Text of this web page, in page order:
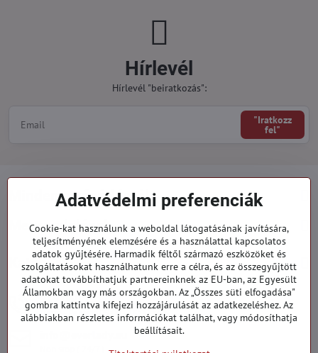
Hírlevél
Hírlevél "beiratkozás":
"Iratkozz
fel"
Minden a vásárlásról
Megrendelések
Kategóriák
919 060 751
Hétfő - Péntek: 09:00 - 15:00 hod.
Adatvédelmi preferenciák
Cookie-kat használunk a weboldal látogatásának javítására,
teljesítményének elemzésére és a használattal kapcsolatos
adatok gyűjtésére. Harmadik féltől származó eszközöket és
szolgáltatásokat használhatunk erre a célra, és az összegyűjtött
adatokat továbbíthatjuk partnereinknek az EU-ban, az Egyesült
Államokban vagy más országokban. Az „Összes süti elfogadása"
gombra kattintva kifejezi hozzájárulását az adatkezeléshez. Az
alábbiakban részletes információkat találhat, vagy módosíthatja
beállításait.